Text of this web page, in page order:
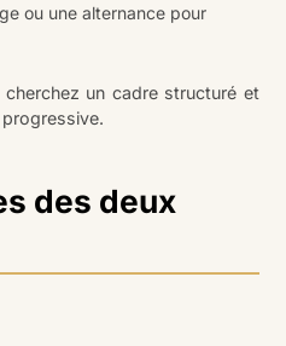
ou une alternance pour
un cadre structuré et
des deux